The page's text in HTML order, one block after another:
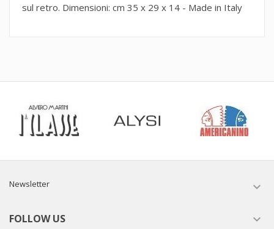
sul retro. Dimensioni: cm 35 x 29 x 14 - Made in Italy
Newsletter 
FOLLOW US 